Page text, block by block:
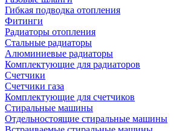
Гибкая подводка отопления
Фитинги
Радиаторы отопления
Стальные радиаторы
Алюминиевые радиаторы
Комплектующие для радиаторов
Счетчики
Счетчики газа
Комплектующие для счетчиков
Стиральные машины
Отдельностоящие стиральные машины